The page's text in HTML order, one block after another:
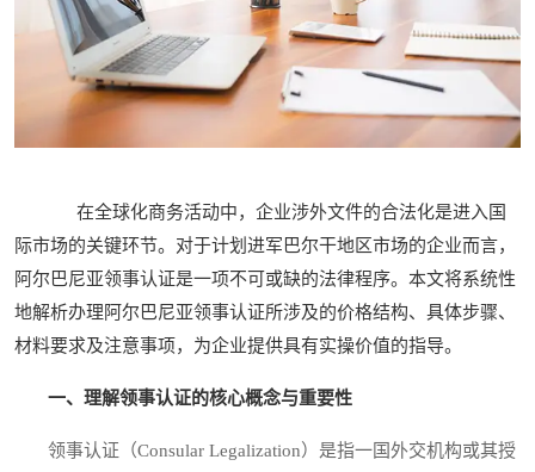
在全球化商务活动中，企业涉外文件的合法化是进入国
际市场的关键环节。对于计划进军巴尔干地区市场的企业而言，
阿尔巴尼亚领事认证是一项不可或缺的法律程序。本文将系统性
地解析办理阿尔巴尼亚领事认证所涉及的价格结构、具体步骤、
材料要求及注意事项，为企业提供具有实操价值的指导。
一、理解领事认证的核心概念与重要性
领事认证（Consular Legalization）是指一国外交机构或其授